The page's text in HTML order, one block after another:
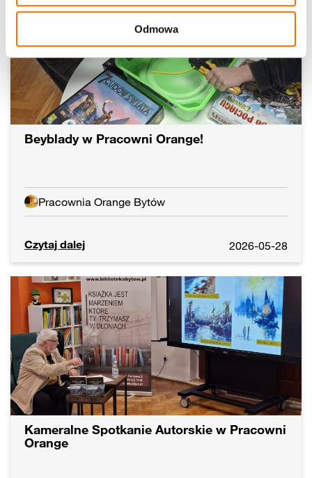
Odmowa
Beyblady w Pracowni Orange!
Pracownia Orange Bytów
Czytaj dalej 2026-05-28
Kameralne Spotkanie Autorskie w Pracowni
Orange